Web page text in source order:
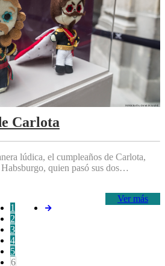
Carlota
lúdica, el cumpleaños de Carlota,
quien pasó sus dos…
Ver más
1
2
3
4
5
6